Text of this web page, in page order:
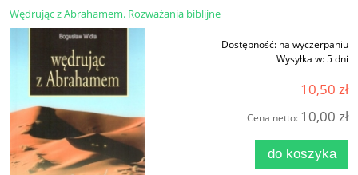
Wędrując z Abrahamem. Rozważania biblijne
Dostępność: na wyczerpaniu
Wysyłka w:5 dni
10,50 zł
Cena netto: 10,00 zł
do koszyka